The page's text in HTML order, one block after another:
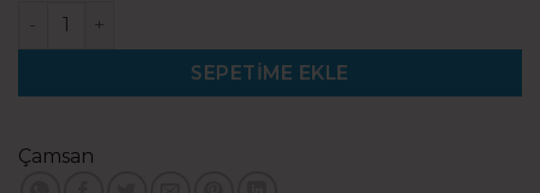
Çamsan Klasik Ilgaz Meşe adet
SEPETIME EKLE
Çamsan